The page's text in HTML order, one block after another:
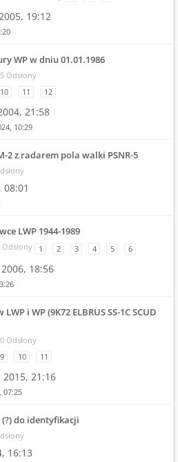
19:12
WP w dniu 01.01.1986
Odsłony
10 11 12
21:58
10:29
2 z radarem pola walki PSNR-5
LWP 1944-1989
1 2 3 4 5 6
18:56
i WP (9K72 ELBRUS SS-1C SCUD
Odsłony
9 10 11
2015, 21:16
07:25
do identyfikacji
16:13